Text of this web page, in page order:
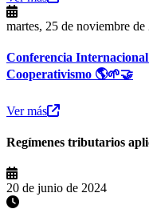
martes, 25 de noviembre de
Conferencia
Cooperativismo 🌎🌱🤝
Ver más
Regímenes tributarios
20 de junio de 2024